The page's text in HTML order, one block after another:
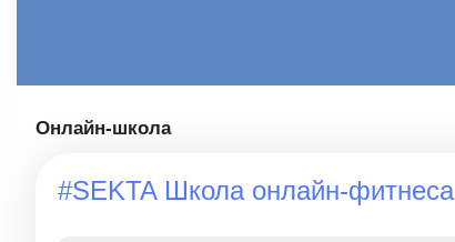
Онлайн-школа
#SEKTA Школа онлайн-фитнеса